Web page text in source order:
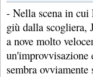
- Nella scena in cui
giù dalla scogliera,
a nove molto
un'improvvisazione
sembra ovviamente